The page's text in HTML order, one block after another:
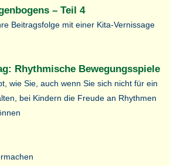
– Teil 4
Beitragsfolge mit einer Kita-Vernissage
Rhythmische Bewegungsspiele
wie Sie, auch wenn Sie sich nicht für ein
bei Kindern die Freude an Rhythmen